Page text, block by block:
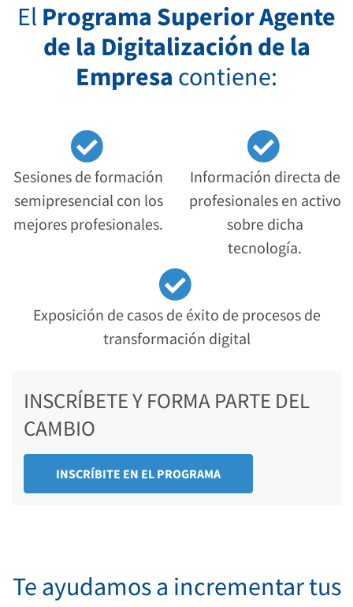
El Programa Superior Agente
de la Digitalización de la
Empresa contiene:
Sesiones de formación
semipresencial con los
mejores profesionales.
Información directa de
profesionales en activo
sobre dicha
tecnología.
Exposición de casos de éxito de procesos de
transformación digital
INSCRÍBETE Y FORMA PARTE DEL
CAMBIO
INSCRÍBITE EN EL PROGRAMA
Te ayudamos a incrementar tus